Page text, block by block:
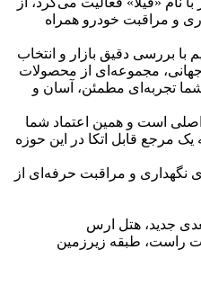
و مراقبت خودرو همراه
با بررسی دقیق بازار و انتخاب
جهانی، مجموعه‌ای از محصولات
شما تجربه‌ای مطمئن، آسان و
است و همین اعتماد شما
کار 119 امروز به یک مرجع قابل اتکا در این حوزه
برای نگهداری و مراقبت حرفه‌ای از
جدید، هتل ارس
راست، طبقه زیرزمین